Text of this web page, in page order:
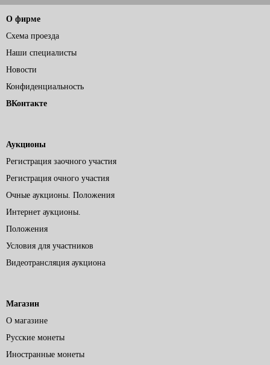
О фирме
Схема проезда
Наши специалисты
Новости
Конфиденциальность
ВКонтакте
Аукционы
Регистрация заочного участия
Регистрация очного участия
Очные аукционы. Положения
Интернет аукционы.
Положения
Условия для участников
Видеотрансляция аукциона
Магазин
О магазине
Русские монеты
Иностранные монеты